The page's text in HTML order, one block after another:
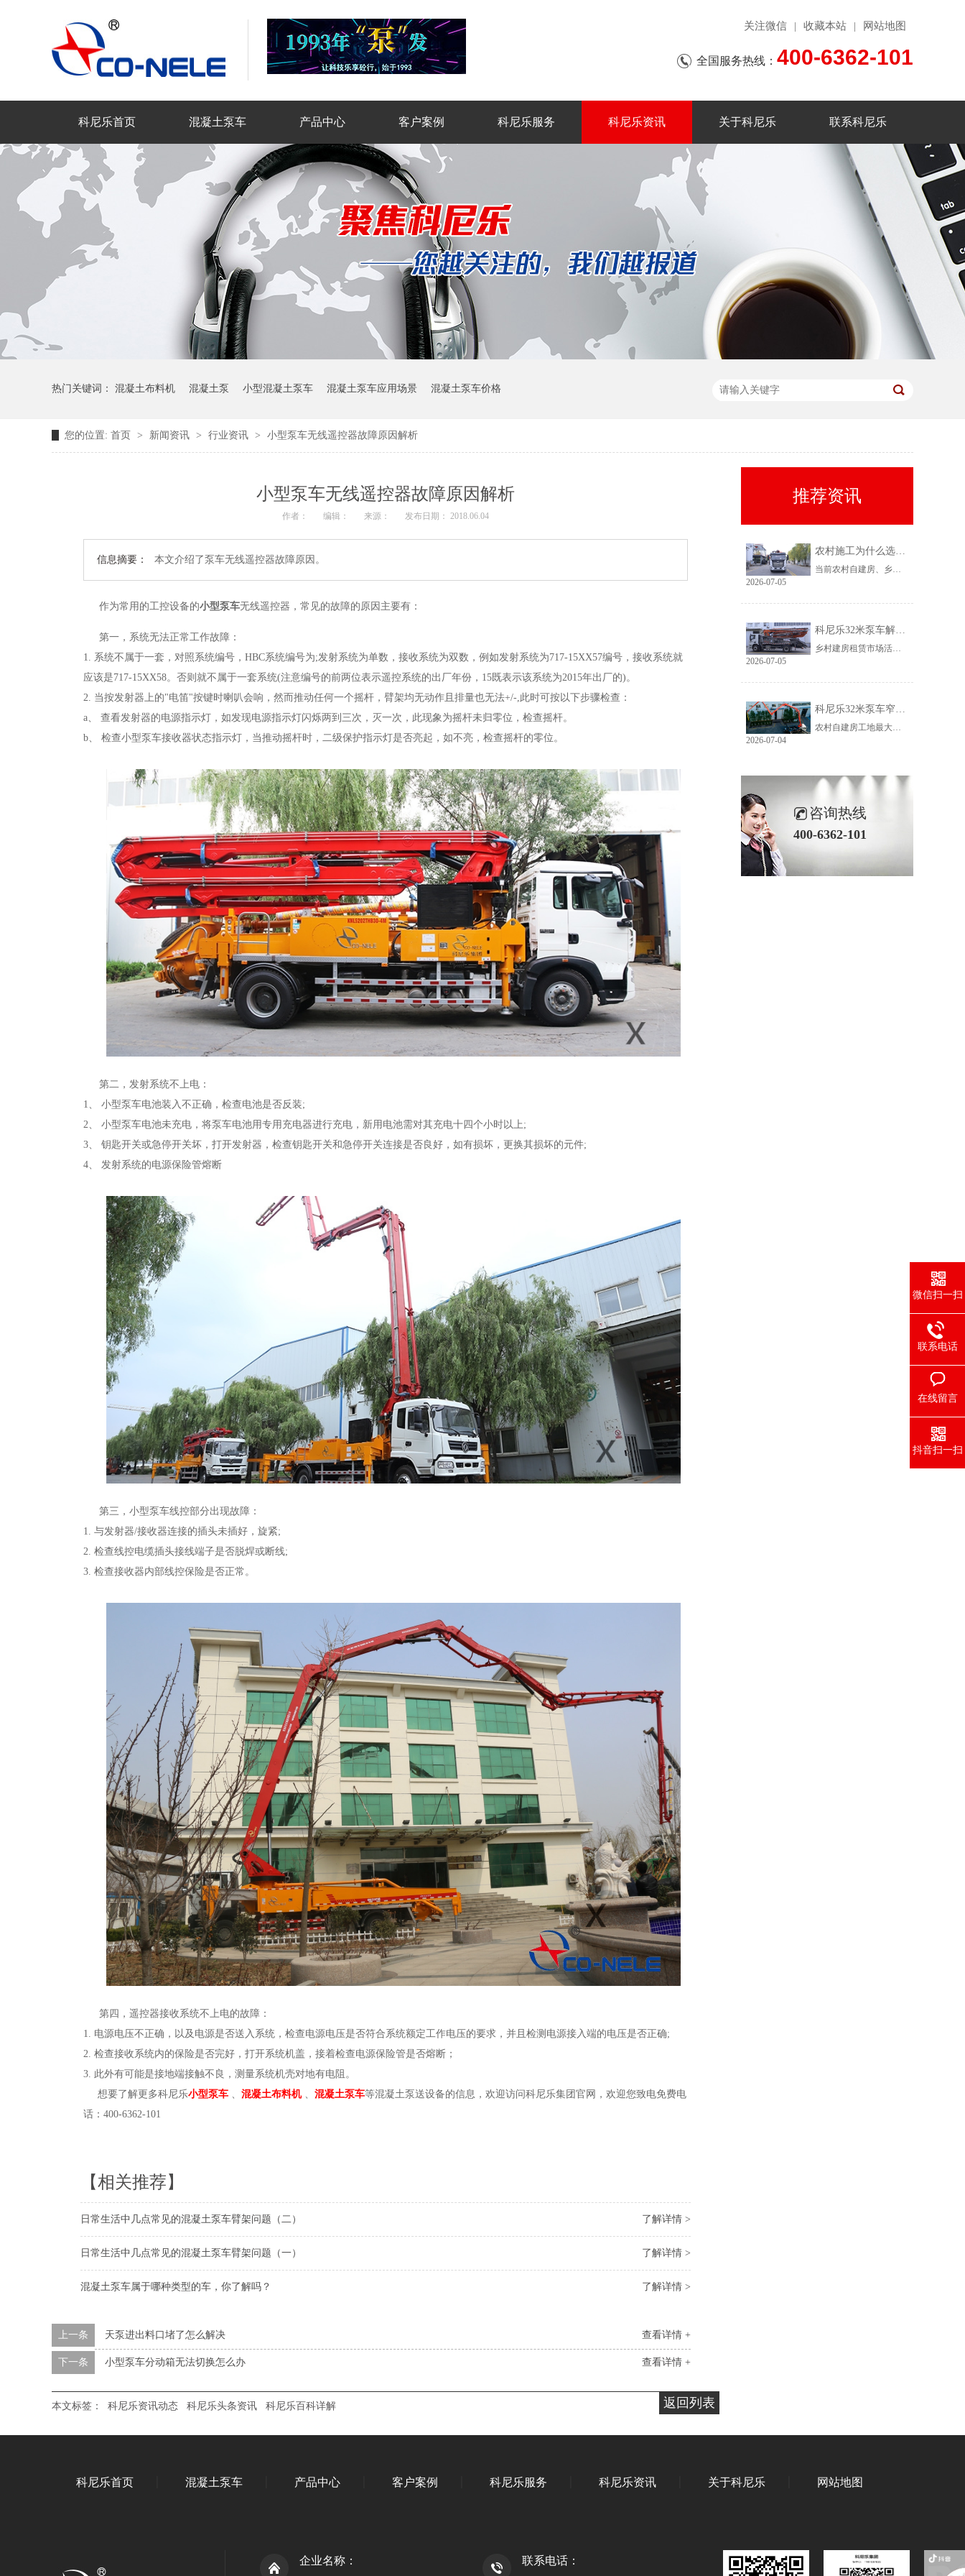
关注微信 收藏本站 网站地图
全国服务热线： 400-6362-101
科尼乐首页 混凝土泵车 产品中心 客户案例 科尼乐服务 科尼乐资讯 关于科尼乐 联系科尼乐
热门关键词： 混凝土布料机 混凝土泵 小型混凝土泵车 混凝土泵车应用场景 混凝土泵车价格
您的位置: 首页 > 新闻资讯 > 行业资讯 > 小型泵车无线遥控器故障原因解析
小型泵车无线遥控器故障原因解析
作者： 编辑： 来源： 发布日期： 2018.06.04
信息摘要： 本文介绍了泵车无线遥控器故障原因。
作为常用的工控设备的小型泵车无线遥控器，常见的故障的原因主要有：
第一，系统无法正常工作故障：
1. 系统不属于一套，对照系统编号，HBC系统编号为;发射系统为单数，接收系统为双数，例如发射系统为717-15XX57编号，接收系统就
应该是717-15XX58。否则就不属于一套系统(注意编号的前两位表示遥控系统的出厂年份，15既表示该系统为2015年出厂的)。
2. 当按发射器上的"电笛"按键时喇叭会响，然而推动任何一个摇杆，臂架均无动作且排量也无法+/-,此时可按以下步骤检查：
a、 查看发射器的电源指示灯，如发现电源指示灯闪烁两到三次，灭一次，此现象为摇杆未归零位，检查摇杆。
b、 检查小型泵车接收器状态指示灯，当推动摇杆时，二级保护指示灯是否亮起，如不亮，检查摇杆的零位。
第二，发射系统不上电：
1、 小型泵车电池装入不正确，检查电池是否反装;
2、 小型泵车电池未充电，将泵车电池用专用充电器进行充电，新用电池需对其充电十四个小时以上;
3、 钥匙开关或急停开关坏，打开发射器，检查钥匙开关和急停开关连接是否良好，如有损坏，更换其损坏的元件;
4、 发射系统的电源保险管熔断
第三，小型泵车线控部分出现故障：
1. 与发射器/接收器连接的插头未插好，旋紧;
2. 检查线控电缆插头接线端子是否脱焊或断线;
3. 检查接收器内部线控保险是否正常。
第四，遥控器接收系统不上电的故障：
1. 电源电压不正确，以及电源是否送入系统，检查电源电压是否符合系统额定工作电压的要求，并且检测电源接入端的电压是否正确;
2. 检查接收系统内的保险是否完好，打开系统机盖，接着检查电源保险管是否熔断；
3. 此外有可能是接地端接触不良，测量系统机壳对地有电阻。
想要了解更多科尼乐小型泵车 、 混凝土布料机 、 混凝土泵车等混凝土泵送设备的信息，欢迎访问科尼乐集团官网，欢迎您致电免费电
话： 400-6362-101
【相关推荐】
了解详情 >
日常生活中几点常见的混凝土泵车臂架问题（二）
了解详情 >
日常生活中几点常见的混凝土泵车臂架问题（一）
了解详情 >
混凝土泵车属于哪种类型的车，你了解吗？
查看详情 +
上一条 天泵进出料口堵了怎么解决
查看详情 +
下一条 小型泵车分动箱无法切换怎么办
返回列表
本文标签： 科尼乐资讯动态 科尼乐头条资讯 科尼乐百科详解
推荐资讯
农村施工为什么选择科尼乐32米泵车
当前农村自建房、乡镇小型基建需求持续上涨，乡镇泵车租赁需求稳定、回款快，是很多租赁老板的核心盈利市场。但农村工况复杂、场地受限、料况不稳定，传统大机型进场难、闲置高，杂牌小机型配置缩水、故障多、运维贵。综合工况适配性、稳定性、性价比来看，科尼乐32米泵车凭借均衡的参数配置和乡镇专属性能，成为农村施工的黄金主力机型。
2026-07-05
科尼乐32米泵车解决乡村窄巷通行难题
乡村建房租赁市场活源充足，但普遍存在路况差、场地窄、就位难等问题。传统大臂架泵车车身宽、轴距长、支腿占用空间大，受限于乡村路况，大量乡镇工地无法进场施工，导致很多租赁老板明明有活却接不到，严重限制接单范围与全年收益。科尼乐32米泵车从结构层面专项优化，彻底破解乡村窄巷通行、就位、施工三大痛点。
2026-07-05
科尼乐32米泵车窄巷施工优势解析
农村自建房工地最大的特点就是空间受限，巷道窄、院落小、障碍物多。市面上多数常规泵车车身尺寸大、支腿跨度宽，往往出现能进村、进不了院、进院不能施工的尴尬情况，最后只能人工接管浇筑，施工慢、人工贵、甲方满意度低。想要拿下乡镇窄场活源，设备的窄巷适配能力是关键，科尼乐32米泵车针对性优化狭小场地性能，完美适配农村复杂工况。
2026-07-04
咨询热线
400-6362-101
科尼乐首页 混凝土泵车 产品中心 客户案例 科尼乐服务 科尼乐资讯 关于科尼乐 网站地图
企业名称： 联系电话：
微信扫一扫
联系电话
在线留言
抖音扫一扫